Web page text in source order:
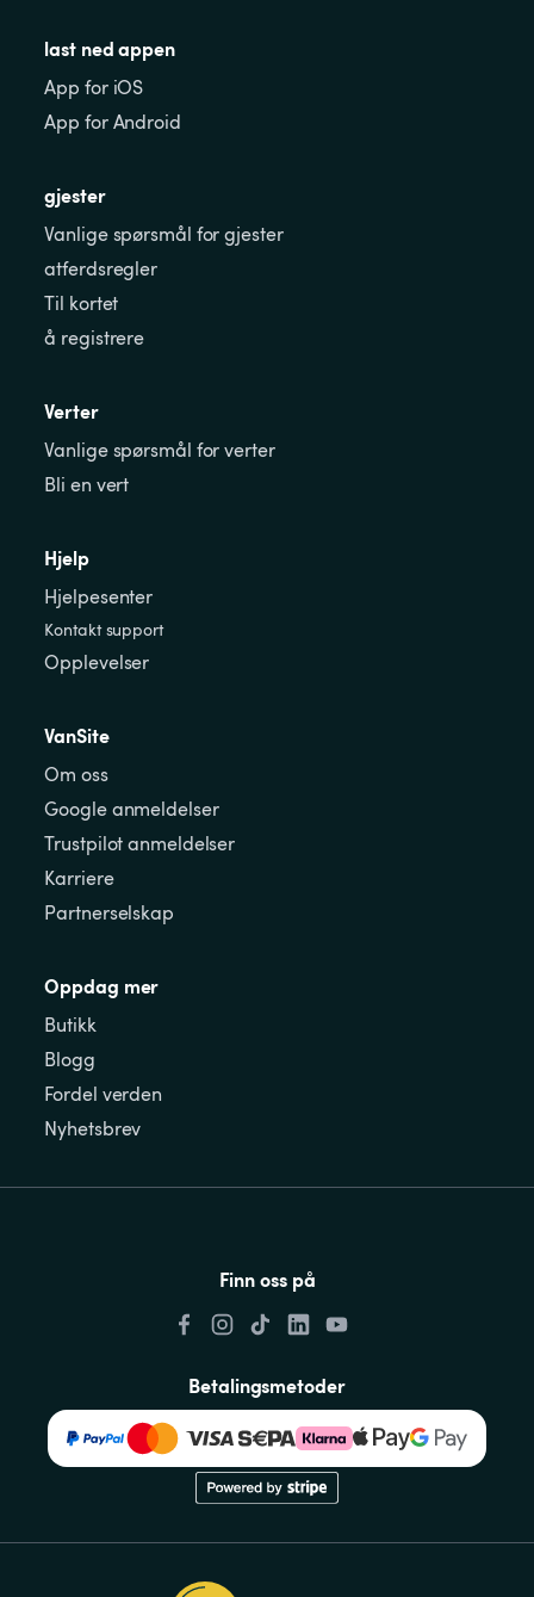
last ned appen
App for iOS
App for Android
gjester
Vanlige spørsmål for gjester
atferdsregler
Til kortet
å registrere
Verter
Vanlige spørsmål for verter
Bli en vert
Hjelp
Hjelpesenter
Kontakt support
Opplevelser
VanSite
Om oss
Google anmeldelser
Trustpilot anmeldelser
Karriere
Partnerselskap
Oppdag mer
Butikk
Blogg
Fordel verden
Nyhetsbrev
Finn oss på
Betalingsmetoder